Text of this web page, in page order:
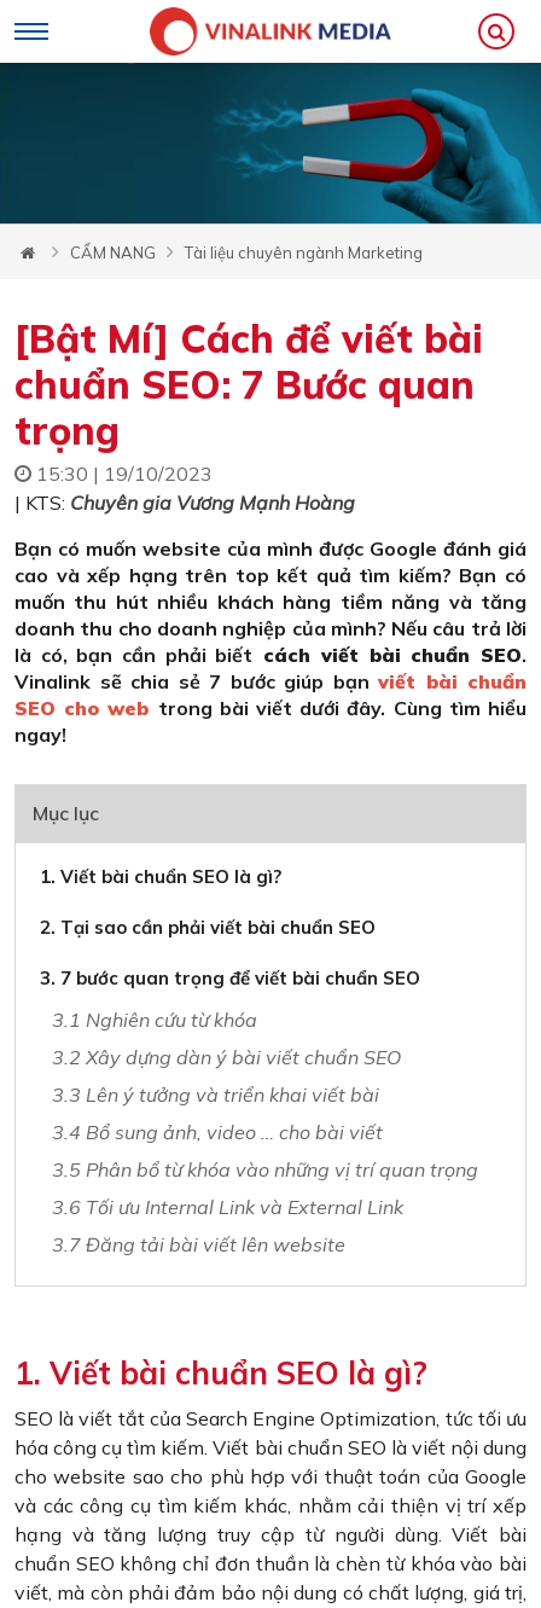
CẨM NANG Tài liệu chuyên ngành Marketing
[Bật Mí] Cách để viết bài
chuẩn SEO: 7 Bước quan
trọng
15:30 | 19/10/2023
| KTS: Chuyên gia Vương Mạnh Hoàng
Bạn có muốn website của mình được Google đánh giá
cao và xếp hạng trên top kết quả tìm kiếm? Bạn có
muốn thu hút nhiều khách hàng tiềm năng và tăng
doanh thu cho doanh nghiệp của mình? Nếu câu trả lời
là có, bạn cần phải biết cách viết bài chuẩn SEO.
Vinalink sẽ chia sẻ 7 bước giúp bạn viết bài chuẩn
SEO cho web trong bài viết dưới đây. Cùng tìm hiểu
ngay!
Mục lục
1. Viết bài chuẩn SEO là gì?
2. Tại sao cần phải viết bài chuẩn SEO
3. 7 bước quan trọng để viết bài chuẩn SEO
3.1 Nghiên cứu từ khóa
3.2 Xây dựng dàn ý bài viết chuẩn SEO
3.3 Lên ý tưởng và triển khai viết bài
3.4 Bổ sung ảnh, video … cho bài viết
3.5 Phân bổ từ khóa vào những vị trí quan trọng
3.6 Tối ưu Internal Link và External Link
3.7 Đăng tải bài viết lên website
1. Viết bài chuẩn SEO là gì?
SEO là viết tắt của Search Engine Optimization, tức tối ưu
hóa công cụ tìm kiếm. Viết bài chuẩn SEO là viết nội dung
cho website sao cho phù hợp với thuật toán của Google
và các công cụ tìm kiếm khác, nhằm cải thiện vị trí xếp
hạng và tăng lượng truy cập từ người dùng. Viết bài
chuẩn SEO không chỉ đơn thuần là chèn từ khóa vào bài
viết, mà còn phải đảm bảo nội dung có chất lượng, giá trị,